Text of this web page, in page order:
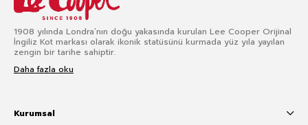
1908 yılında Londra’nın doğu yakasında kurulan Lee Cooper Orijinal
İngiliz Kot markası olarak ikonik statüsünü kurmada yüz yıla yayılan
zengin bir tarihe sahiptir.
Daha fazla oku
Kurumsal